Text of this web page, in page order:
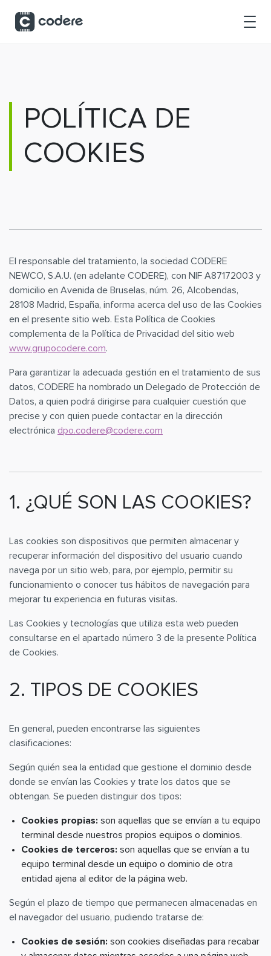
POLÍTICA DE
COOKIES
El responsable del tratamiento, la sociedad CODERE
NEWCO, S.A.U. (en adelante CODERE), con NIF A87172003 y
domicilio en Avenida de Bruselas, núm. 26, Alcobendas,
28108 Madrid, España, informa acerca del uso de las Cookies
en el presente sitio web. Esta Política de Cookies
complementa de la Política de Privacidad del sitio web
www.grupocodere.com.
Para garantizar la adecuada gestión en el tratamiento de sus
datos, CODERE ha nombrado un Delegado de Protección de
Datos, a quien podrá dirigirse para cualquier cuestión que
precise y con quien puede contactar en la dirección
electrónica dpo.codere@codere.com
1. ¿QUÉ SON LAS COOKIES?
Las cookies son dispositivos que permiten almacenar y
recuperar información del dispositivo del usuario cuando
navega por un sitio web, para, por ejemplo, permitir su
funcionamiento o conocer tus hábitos de navegación para
mejorar tu experiencia en futuras visitas.
Las Cookies y tecnologías que utiliza esta web pueden
consultarse en el apartado número 3 de la presente Política
de Cookies.
2. TIPOS DE COOKIES
En general, pueden encontrarse las siguientes
clasificaciones:
Según quién sea la entidad que gestione el dominio desde
donde se envían las Cookies y trate los datos que se
obtengan. Se pueden distinguir dos tipos:
Cookies propias: son aquellas que se envían a tu equipo
terminal desde nuestros propios equipos o dominios.
Cookies de terceros: son aquellas que se envían a tu
equipo terminal desde un equipo o dominio de otra
entidad ajena al editor de la página web.
Según el plazo de tiempo que permanecen almacenadas en
el navegador del usuario, pudiendo tratarse de:
Cookies de sesión: son cookies diseñadas para recabar